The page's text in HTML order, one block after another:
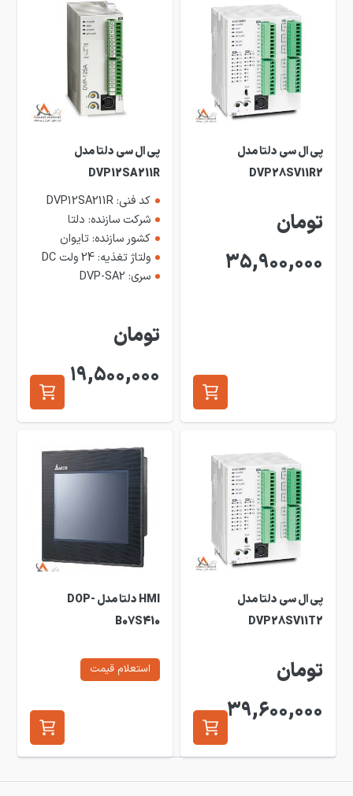
پی ال سی دلتا مدل
DVP28SV11R2
تومان
35,900,000
پی ال سی دلتا مدل
DVP12SA211R
کد فنی: DVP12SA211R
شرکت سازنده: دلتا
کشور سازنده: تایوان
ولتاژ تغذیه: 24 ولت DC
سری: DVP-SA2
تومان
19,500,000
پی ال سی دلتا مدل
DVP28SV11T2
تومان
39,600,000
HMI دلتا مدل DOP-
B07S410
استعلام قیمت